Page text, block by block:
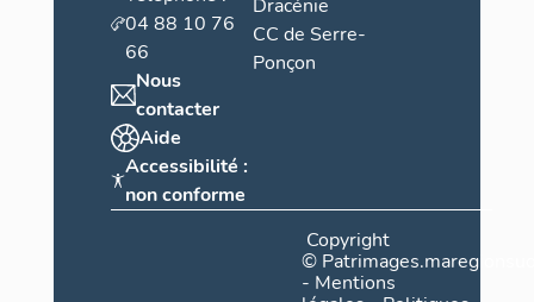
04 88 10 76
66
Nous
contacter
Aide
Accessibilité :
non conforme
Dracénie
CC de Serre-
Ponçon
Copyright
©
- Mentions